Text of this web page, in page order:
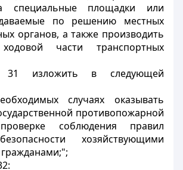
специальные площадки или
по решению местных
органов, а также производить
части транспортных
31 изложить в следующей
случаях оказывать
противопожарной
соблюдения правил
хозяйствующими